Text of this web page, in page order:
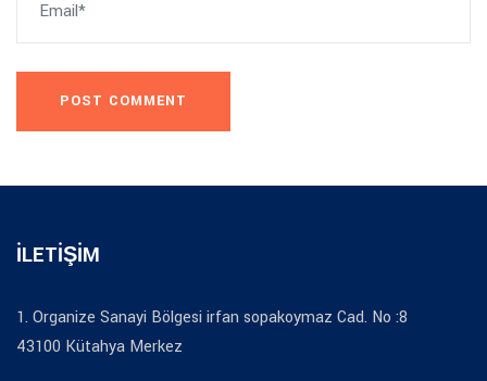
POST COMMENT
İLETİŞİM
1. Organize Sanayi Bölgesi irfan sopakoymaz Cad. No :8
43100 Kütahya Merkez